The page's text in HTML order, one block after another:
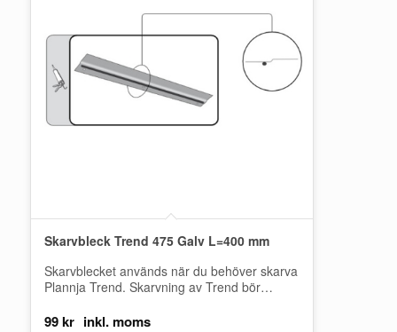
Skarvbleck Trend 475 Galv L=400 mm
Skarvblecket används när du behöver skarva
Plannja Trend. Skarvning av Trend bör
fulla längd.…
99kr